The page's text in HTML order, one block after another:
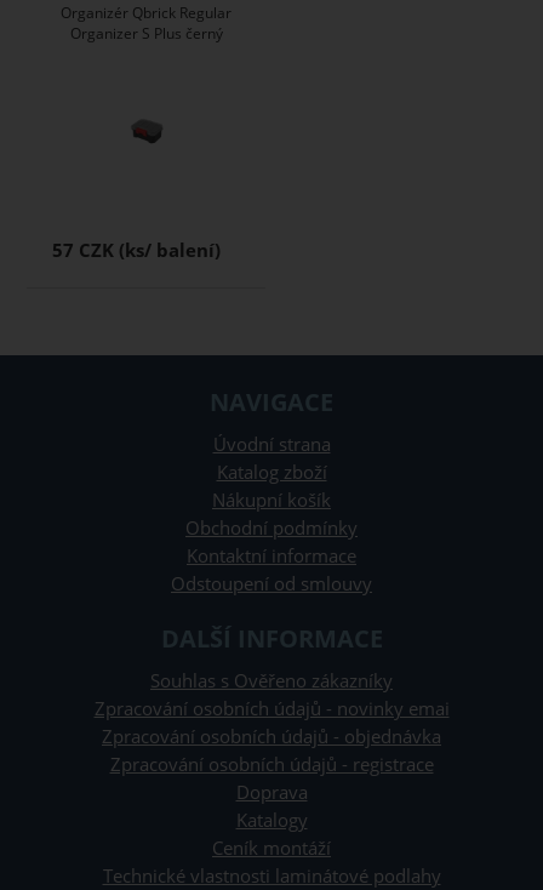
Organizér Qbrick Regular
Organizer S Plus černý
57 CZK
NAVIGACE
Úvodní strana
Katalog zboží
Nákupní košík
Obchodní podmínky
Kontaktní informace
Odstoupení od smlouvy
DALŠÍ INFORMACE
Souhlas s Ověřeno zákazníky
Zpracování osobních údajů - novinky emai
Zpracování osobních údajů - objednávka
Zpracování osobních údajů - registrace
Doprava
Katalogy
Ceník montáží
Technické vlastnosti laminátové podlahy